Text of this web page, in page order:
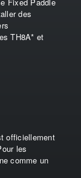
des
TH8A* et
officiellement
les
comme un